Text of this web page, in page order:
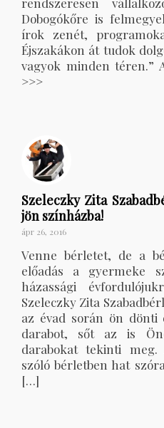
Dobogókőre is
írok zenét,
Éjszakákon át tudok
vagyok minden téren.”
>>>
Szeleczky Zita
jön színházba!
ápr 26, 2016
Venne bérletet, de a
előadás a gyermeke
házassági
Szeleczky Zita
az évad során ön
darabot, sőt az is
darabokat tekinti meg.
szóló bérletben hat
[…]